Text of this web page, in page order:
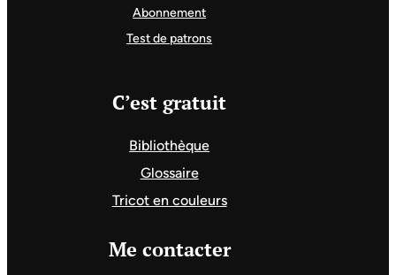
Abonnement
Test de patrons
C’est gratuit
Bibliothèque
Glossaire
Tricot en couleurs
Me contacter